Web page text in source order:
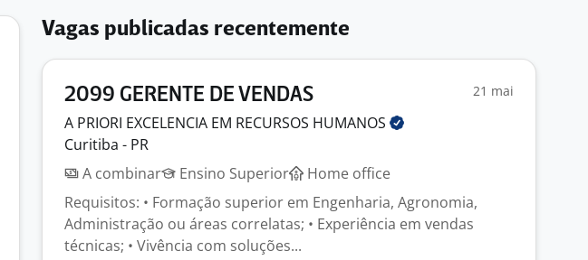
Vagas publicadas recentemente
2099 GERENTE DE VENDAS 21 mai
A PRIORI EXCELENCIA EM RECURSOS HUMANOS
Curitiba - PR
A combinar
Ensino Superior
Home office
Requisitos: • Formação superior em Engenharia, Agronomia,
Administração ou áreas correlatas; • Experiência em vendas
técnicas; • Vivência com soluções...